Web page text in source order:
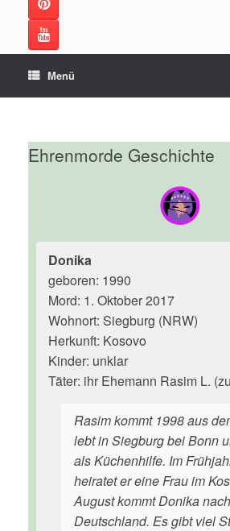
Menü
Ehrenmorde Geschichte
Donika
geboren: 1990
Mord: 1. Oktober 2017
Wohnort: Siegburg (NRW)
Herkunft: Kosovo
Kinder: unklar
Täter: ihr Ehemann Rasim L.
Rasim kommt 1998 aus
lebt in Siegburg bei Bonn
als Küchenhilfe. Im
heiratet er eine Frau im
August kommt Donika nach
Deutschland. Es gibt viel